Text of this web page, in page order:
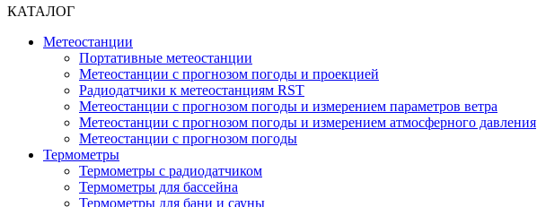
КАТАЛОГ
Метеостанции
Портативные метеостанции
Метеостанции с прогнозом погоды и проекцией
Радиодатчики к метеостанциям RST
Метеостанции с прогнозом погоды и измерением параметров ветра
Метеостанции с прогнозом погоды и измерением атмосферного давления
Метеостанции с прогнозом погоды
Термометры
Термометры с радиодатчиком
Термометры для бассейна
Термометры для бани и сауны